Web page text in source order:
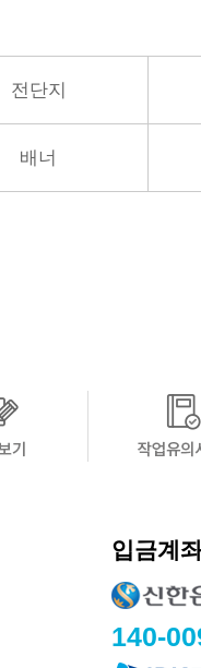
전단지
배너
입금계
140-